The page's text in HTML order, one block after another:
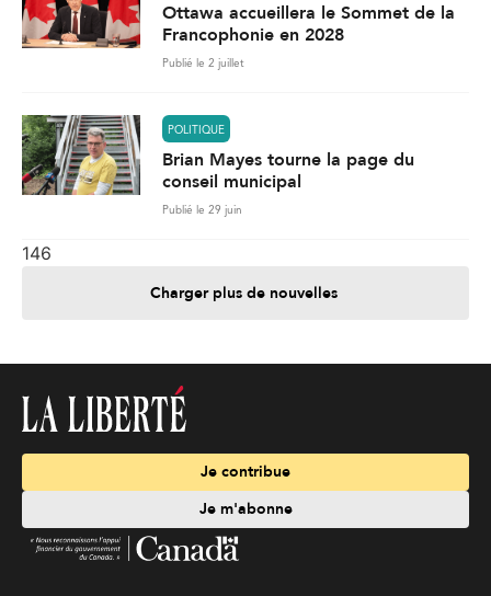
Ottawa accueillera le Sommet de la
Francophonie en 2028
Publié le 2 juillet
POLITIQUE
Brian Mayes tourne la page du
conseil municipal
Publié le 29 juin
146
Charger plus de nouvelles
Je contribue
Je m'abonne